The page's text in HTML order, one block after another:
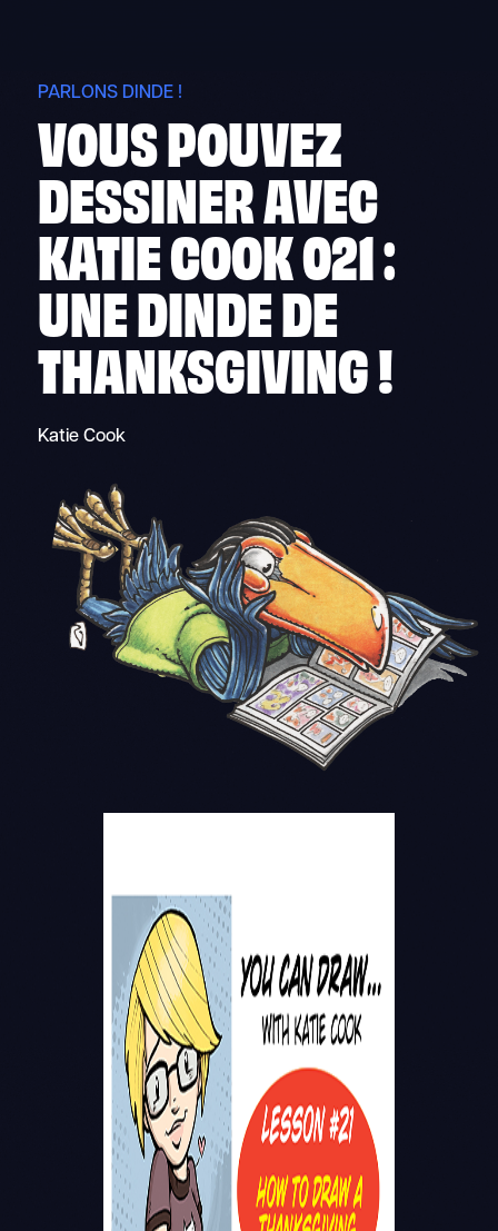
PARLONS DINDE !
VOUS POUVEZ
DESSINER AVEC
KATIE COOK 021 :
UNE DINDE DE
THANKSGIVING !
Katie Cook